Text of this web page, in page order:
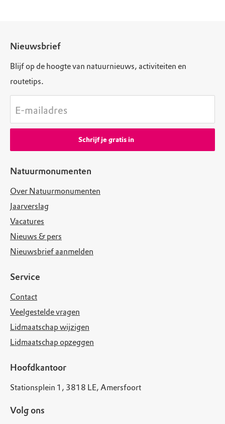
Natuurmonumenten
Over Natuurmonumenten
Jaarverslag
Vacatures
Nieuws & pers
Nieuwsbrief aanmelden
Service
Contact
Veelgestelde vragen
Lidmaatschap wijzigen
Lidmaatschap opzeggen
Hoofdkantoor
Stationsplein 1, 3818 LE, Amersfoort
Volg ons
Nieuwsbrief
Blijf op de hoogte van natuurnieuws, activiteiten en
routetips.
E-mailadres
Schrijf je gratis in